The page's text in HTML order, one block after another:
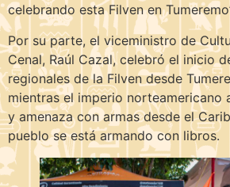
celebrando esta Filven en
Por su parte, el viceministro de
Cenal, Raúl Cazal, celebró el inicio
regionales de la Filven desde
mientras el imperio norteamericano
y amenaza con armas desde el
pueblo se está armando con libros.